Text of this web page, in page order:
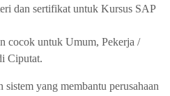
dan sertifikat untuk Kursus SAP
cocok untuk Umum, Pekerja /
Ciputat.
sistem yang membantu perusahaan